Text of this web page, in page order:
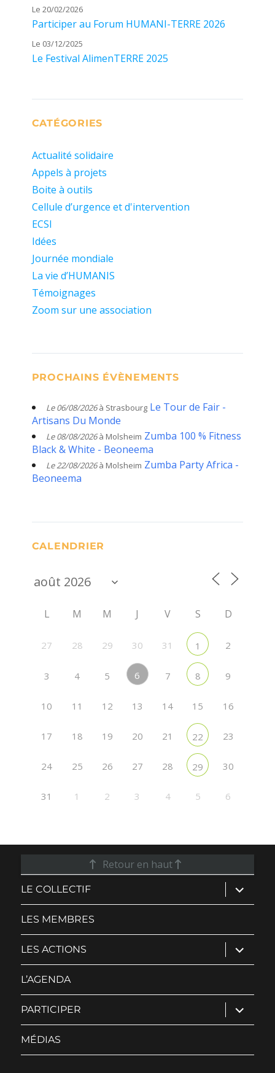
Le 20/02/2026
Participer au Forum HUMANI-TERRE 2026
Le 03/12/2025
Le Festival AlimenTERRE 2025
CATÉGORIES
Actualité solidaire
Appels à projets
Boite à outils
Cellule d’urgence et d'intervention
ECSI
Idées
Journée mondiale
La vie d’HUMANIS
Témoignages
Zoom sur une association
PROCHAINS ÉVÈNEMENTS
Le 06/08/2026à Strasbourg Le Tour de Fair -
Artisans Du Monde
Le 08/08/2026à Molsheim Zumba 100 % Fitness
Black & White - Beoneema
Le 22/08/2026à Molsheim Zumba Party Africa -
Beoneema
CALENDRIER
L M M J V S D
27 28 29 30 31 1 2
3 4 5 6 7 8 9
10 11 12 13 14 15 16
17 18 19 20 21 22 23
24 25 26 27 28 29 30
31 1 2 3 4 5 6
Retour en haut
LE COLLECTIF ouvrir
le
sous-
LES MEMBRES
LES ACTIONS ouvrir
le
sous-
L’AGENDA
PARTICIPER ouvrir
le
sous-
MÉDIAS